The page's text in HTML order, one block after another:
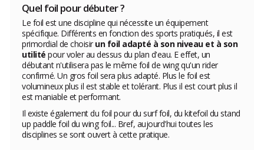
Quel foil pour débuter ?
Le foil est une discipline qui nécessite un équipement
spécifique. Différents en fonction des sports pratiqués, il est
primordial de choisir un foil adapté à son niveau et à son
utilité pour voler au dessus du plan d'eau. E effet, un
débutant n'utilisera pas le même foil de wing qu'un rider
confirmé. Un gros foil sera plus adapté. Plus le foil est
volumineux plus il est stable et tolérant. Plus il est court plus il
est maniable et performant.
Il existe également du foil pour du surf foil, du kitefoil du stand
up paddle foil du wing foil... Bref, aujourd'hui toutes les
disciplines se sont ouvert à cette pratique.